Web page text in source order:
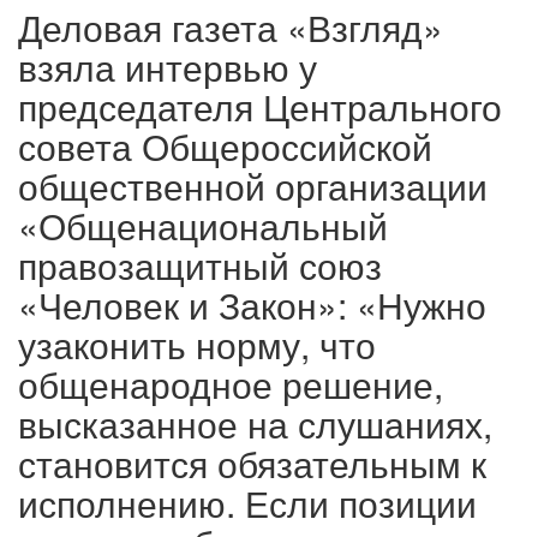
Деловая газета «Взгляд»
взяла интервью у
председателя Центрального
совета Общероссийской
общественной организации
«Общенациональный
правозащитный союз
«Человек и Закон»: «Нужно
узаконить норму, что
общенародное решение,
высказанное на слушаниях,
становится обязательным к
исполнению. Если позиции